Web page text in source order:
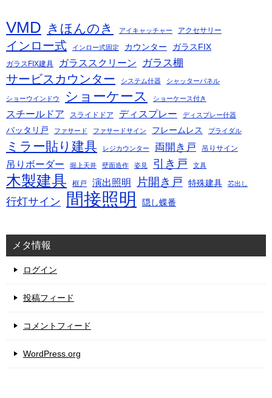
VMD きほんのき アイキャッチャー アクセサリー
インロー式 インロー式固定 カウンター ガラスFIX
ガラスFIX建具 ガラススクリーン ガラス棚
サービスカウンター システム什器 シャッターパネル
ショーウインドウ ショーケース ショーケース付き
スチールドア スライドドア ディスプレー ディスプレー什器
バッタリ戸 ファサード ファサードサイン フレームレス ブライダル
ミラー貼り建具 レジカウンター 両開き戸 吊りサイン
吊りボーダー 堀上天井 壁面造作 姿見 引き戸 文具
木製建具 框戸 演出照明 片開き戸 特殊建具 芯出し
行灯サイン 間接照明 隠し蝶番
メタ情報
ログイン
投稿フィード
コメントフィード
WordPress.org